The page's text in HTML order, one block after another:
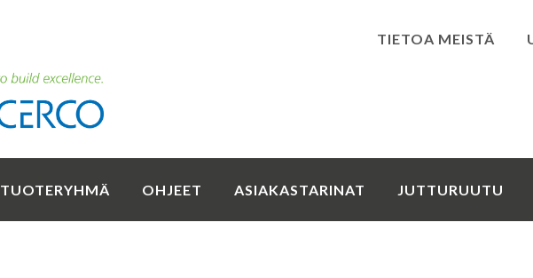
TIETOA MEISTÄ
TUOTERYHMÄ OHJEET ASIAKASTARINAT JUTTURUUTU